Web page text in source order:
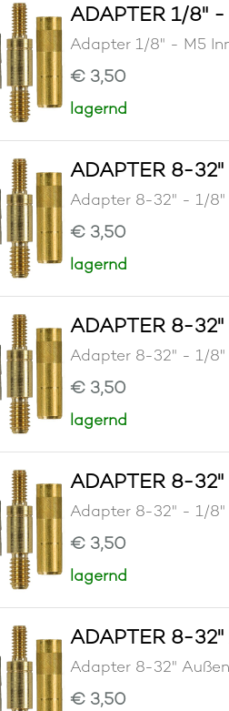
ADAPTER 1/8"
Adapter 1/8" - M5
€ 3,50
lagernd
ADAPTER 8-
Adapter 8-32" - 1/8"
€ 3,50
lagernd
ADAPTER 8-
Adapter 8-32" - 1/8"
€ 3,50
lagernd
ADAPTER 8-
Adapter 8-32" - 1/8"
€ 3,50
lagernd
ADAPTER 8-
Adapter 8-32" Außen
€ 3,50